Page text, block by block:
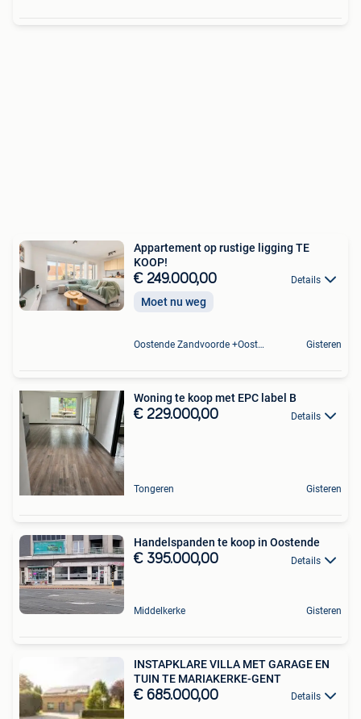
Appartement op rustige ligging TE
KOOP!
€ 249.000,00 Details
Moet nu weg
Oostende Zandvoorde +Oostende Gisteren
Woning te koop met EPC label B
€ 229.000,00 Details
Tongeren Gisteren
Handelspanden te koop in Oostende
€ 395.000,00 Details
Middelkerke Gisteren
INSTAPKLARE VILLA MET GARAGE EN
TUIN TE MARIAKERKE-GENT
€ 685.000,00 Details